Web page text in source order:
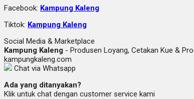
Facebook: Kampung Kaleng
Tiktok: Kampung Kaleng
Social Media & Marketplace
Kampung Kaleng - Produsen Loyang, Cetakan Kue &
kampungkaleng.com
Chat via Whatsapp
Ada yang ditanyakan?
Klik untuk chat dengan customer service kami